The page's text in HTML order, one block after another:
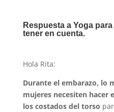
Respuesta a Yoga
tener en cuenta.
Hola Rita:
Durante el embarazo, lo
mujeres necesiten hacer
los costados del torso